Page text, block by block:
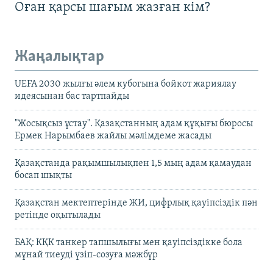
Оған қарсы шағым жазған кім?
Жаңалықтар
UEFA 2030 жылғы әлем кубогына бойкот жариялау
идеясынан бас тартпайды
"Жосықсыз ұстау". Қазақстанның адам құқығы бюросы
Ермек Нарымбаев жайлы мәлімдеме жасады
Қазақстанда рақымшылықпен 1,5 мың адам қамаудан
босап шықты
Қазақстан мектептерінде ЖИ, цифрлық қауіпсіздік пән
ретінде оқытылады
БАҚ: КҚК танкер тапшылығы мен қауіпсіздікке бола
мұнай тиеуді үзіп-созуға мәжбүр